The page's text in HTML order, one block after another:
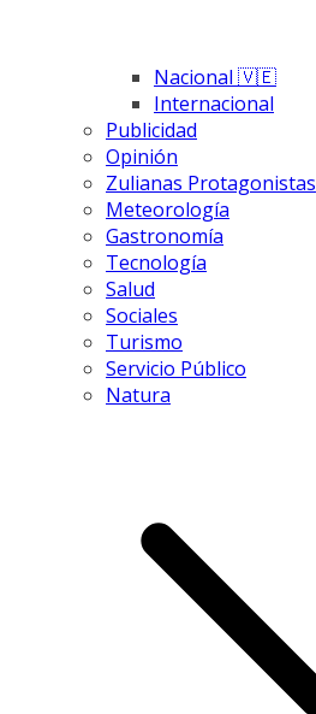
Nacional 🇻🇪
Internacional
Publicidad
Opinión
Zulianas Protagonistas
Meteorología
Gastronomía
Tecnología
Salud
Sociales
Turismo
Servicio Público
Natura